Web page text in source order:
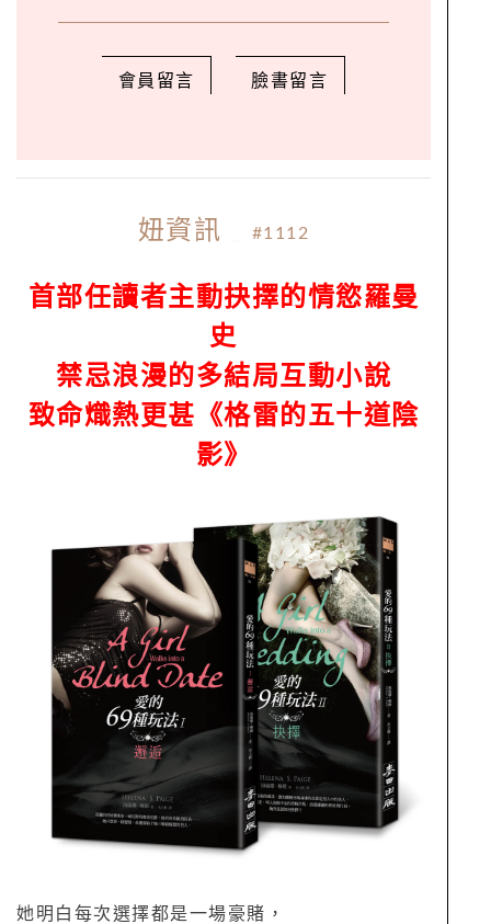
會員留言 臉書留言
妞資訊 #1112
首部任讀者主動抉擇的情慾羅曼
史
禁忌浪漫的多結局互動小說
致命熾熱更甚《格雷的五十道陰
影》
她明白每次選擇都是一場豪賭，